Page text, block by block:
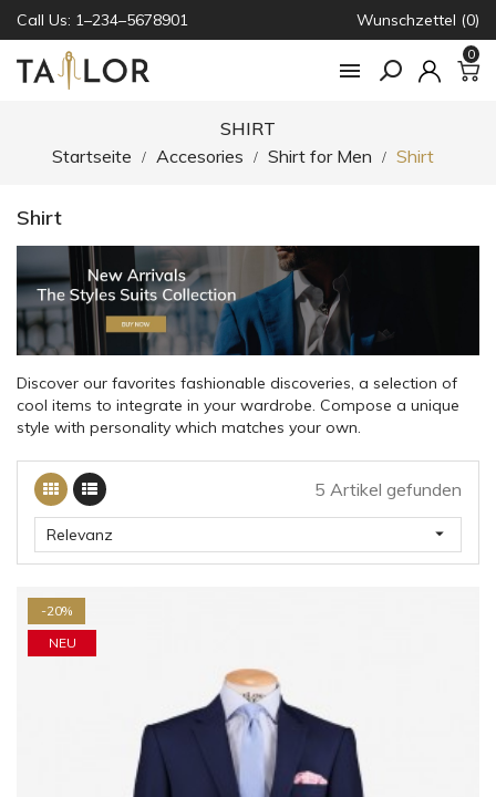
Call Us: 1–234–5678901 Wunschzettel (0)

0
SHIRT
Startseite
Accesories Shirt for Men Shirt
Shirt
Discover our favorites fashionable discoveries, a selection of
cool items to integrate in your wardrobe. Compose a unique
style with personality which matches your own.
5 Artikel gefunden
Relevanz 
-20%
NEU